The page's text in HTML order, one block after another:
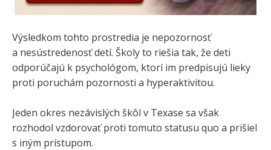
Výsledkom tohto prostredia je nepozornosť
a nesústredenosť detí. Školy to riešia tak, že deti
odporúčajú k psychológom, ktorí im predpisujú lieky
proti poruchám pozornosti a hyperaktivitou.
Jeden okres nezávislých škôl v Texase sa však
rozhodol vzdorovať proti tomuto statusu quo a prišiel
s iným prístupom.